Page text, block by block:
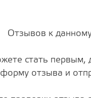
Отзывов к
стать первым,
форму отзыва и